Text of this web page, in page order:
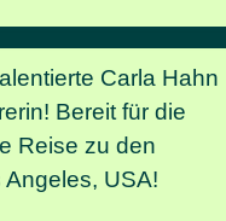
Carla Hahn
Bereit für die
Reise zu den
USA!